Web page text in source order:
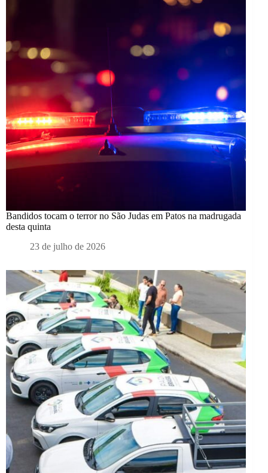
Bandidos tocam o terror no São Judas em Patos na madrugada
desta quinta
23 de julho de 2026